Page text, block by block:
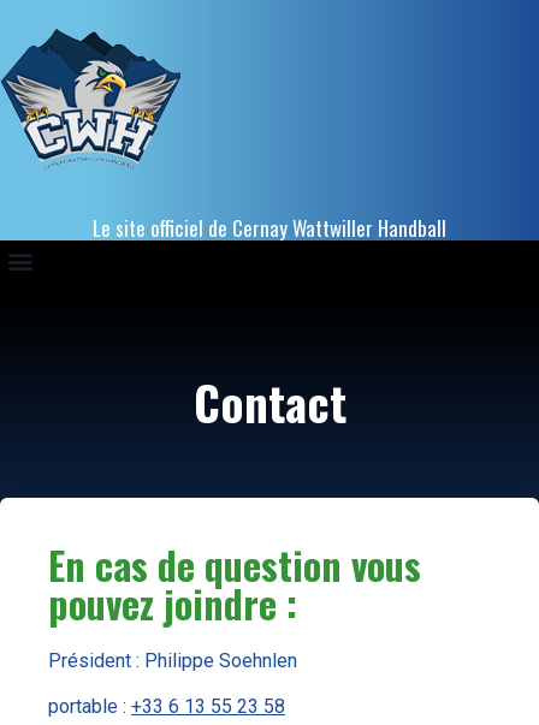
Le site officiel de Cernay Wattwiller Handball
Contact
En cas de question vous
pouvez joindre :
Président : Philippe Soehnlen
portable : +33 6 13 55 23 58